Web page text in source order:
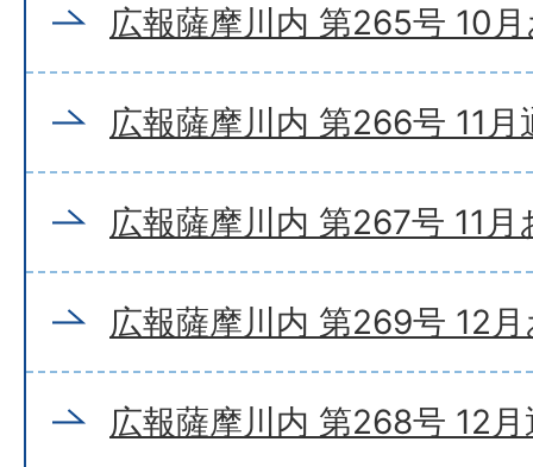
広報薩摩川内 第265号 10
広報薩摩川内 第266号 11月
広報薩摩川内 第267号 11
広報薩摩川内 第269号 12
広報薩摩川内 第268号 12